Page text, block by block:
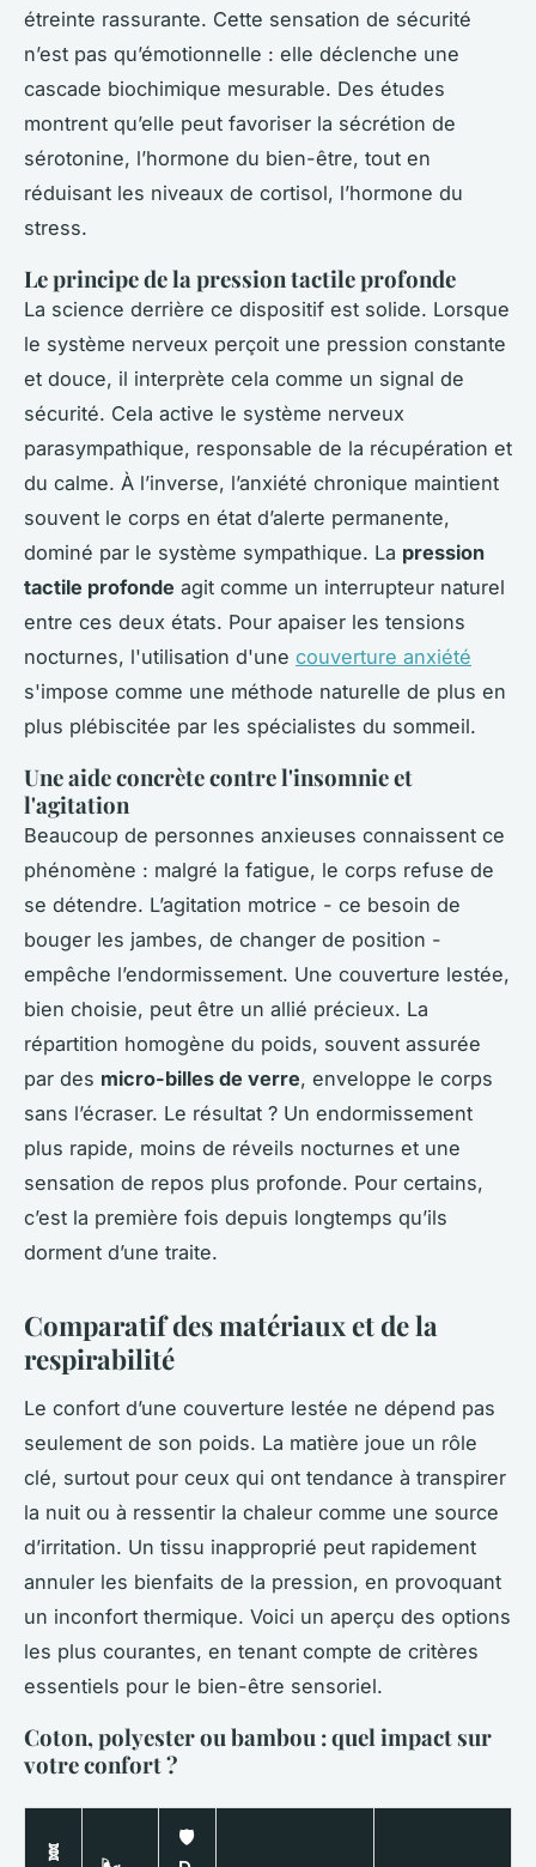
étreinte rassurante. Cette sensation de sécurité
n’est pas qu’émotionnelle : elle déclenche une
cascade biochimique mesurable. Des études
montrent qu’elle peut favoriser la sécrétion de
sérotonine, l’hormone du bien-être, tout en
réduisant les niveaux de cortisol, l’hormone du
stress.
Le principe de la pression tactile profonde
La science derrière ce dispositif est solide. Lorsque
le système nerveux perçoit une pression constante
et douce, il interprète cela comme un signal de
sécurité. Cela active le système nerveux
parasympathique, responsable de la récupération et
du calme. À l’inverse, l’anxiété chronique maintient
souvent le corps en état d’alerte permanente,
dominé par le système sympathique. La pression
tactile profonde agit comme un interrupteur naturel
entre ces deux états. Pour apaiser les tensions
nocturnes, l'utilisation d'une couverture anxiété
s'impose comme une méthode naturelle de plus en
plus plébiscitée par les spécialistes du sommeil.
Une aide concrète contre l'insomnie et
l'agitation
Beaucoup de personnes anxieuses connaissent ce
phénomène : malgré la fatigue, le corps refuse de
se détendre. L’agitation motrice - ce besoin de
bouger les jambes, de changer de position -
empêche l’endormissement. Une couverture lestée,
bien choisie, peut être un allié précieux. La
répartition homogène du poids, souvent assurée
par des micro-billes de verre, enveloppe le corps
sans l’écraser. Le résultat ? Un endormissement
plus rapide, moins de réveils nocturnes et une
sensation de repos plus profonde. Pour certains,
c’est la première fois depuis longtemps qu’ils
dorment d’une traite.
Comparatif des matériaux et de la
respirabilité
Le confort d’une couverture lestée ne dépend pas
seulement de son poids. La matière joue un rôle
clé, surtout pour ceux qui ont tendance à transpirer
la nuit ou à ressentir la chaleur comme une source
d’irritation. Un tissu inapproprié peut rapidement
annuler les bienfaits de la pression, en provoquant
un inconfort thermique. Voici un aperçu des options
les plus courantes, en tenant compte de critères
essentiels pour le bien-être sensoriel.
Coton, polyester ou bambou : quel impact sur
votre confort ?
🧬
🛡️